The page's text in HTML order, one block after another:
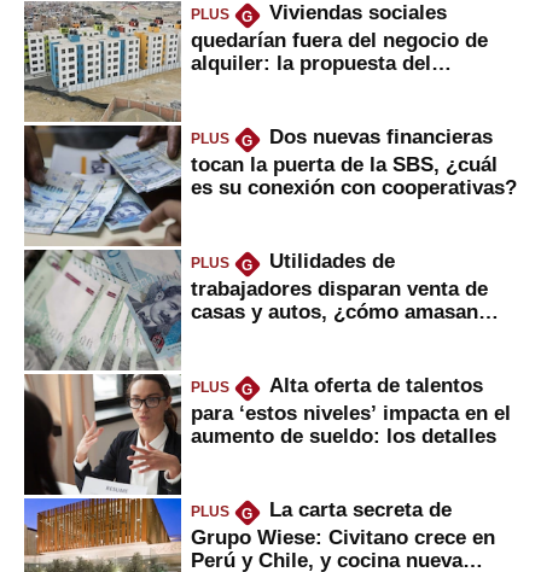
PLUS G
Viviendas sociales
quedarían fuera del negocio de
alquiler: la propuesta del
PLUS G
Dos nuevas financieras
tocan la puerta de la SBS, ¿cuál
es su conexión con cooperativas?
PLUS G
Utilidades de
trabajadores disparan venta de
casas y autos, ¿cómo amasan
PLUS G
Alta oferta de talentos
para ‘estos niveles’ impacta en el
aumento de sueldo: los detalles
PLUS G
La carta secreta de
Grupo Wiese: Civitano crece en
Perú y Chile, y cocina nueva